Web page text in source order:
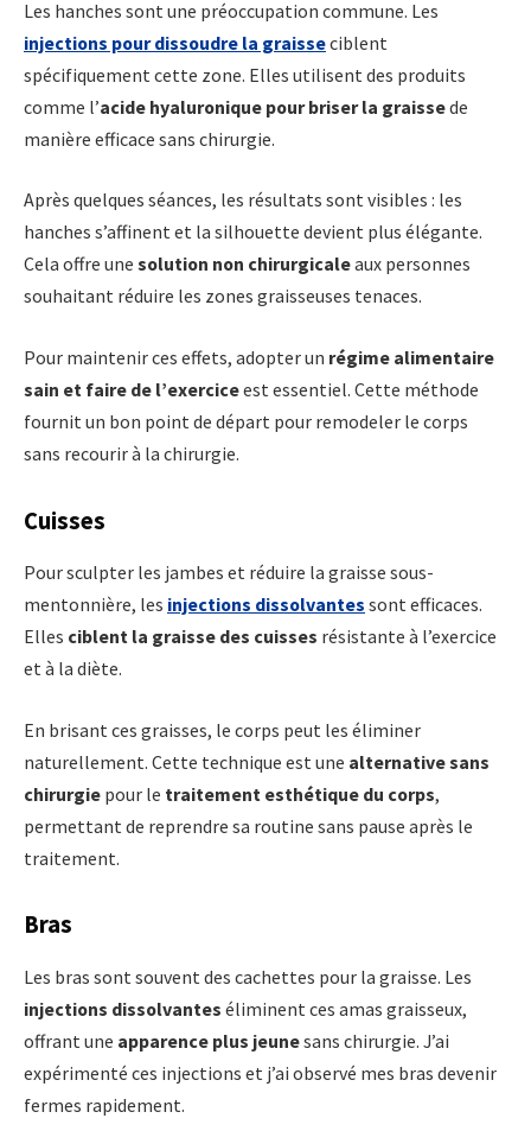
Les hanches sont une préoccupation commune. Les
injections pour dissoudre la graisseciblent
spécifiquement cette zone. Elles utilisent des produits
comme l’acide hyaluronique pour briser la graissede
manière efficace sans chirurgie.
Après quelques séances, les résultats sont visibles : les
hanches s’affinent et la silhouette devient plus élégante.
Cela offre une solution non chirurgicaleaux personnes
souhaitant réduire les zones graisseuses tenaces.
Pour maintenir ces effets, adopter un régime alimentaire
sain et faire de l’exerciceest essentiel. Cette méthode
fournit un bon point de départ pour remodeler le corps
sans recourir à la chirurgie.
Cuisses
Pour sculpter les jambes et réduire la graisse sous-
mentonnière, les injections dissolvantes sont efficaces.
Elles ciblent la graisse des cuisses résistante à l’exercice
et à la diète.
En brisant ces graisses, le corps peut les éliminer
naturellement. Cette technique est une alternative sans
chirurgie pour le traitement esthétique du corps,
permettant de reprendre sa routine sans pause après le
traitement.
Bras
Les bras sont souvent des cachettes pour la graisse. Les
injections dissolvantes éliminent ces amas graisseux,
offrant une apparence plus jeunesans chirurgie. J’ai
expérimenté ces injections et j’ai observé mes bras devenir
fermes rapidement.